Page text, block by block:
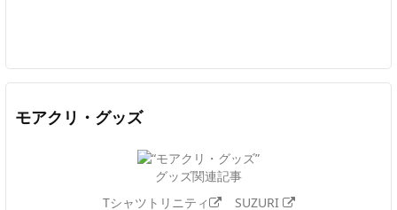
モアクリ・グッズ
グッズ関連記事
Tシャツトリニティ
SUZURI